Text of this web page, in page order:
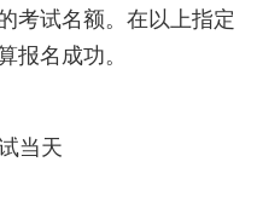
考试名额。在以上指定
报名成功。
当天